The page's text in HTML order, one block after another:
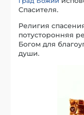
Спасителя.
Религия
потусторонняя
Богом для
души.